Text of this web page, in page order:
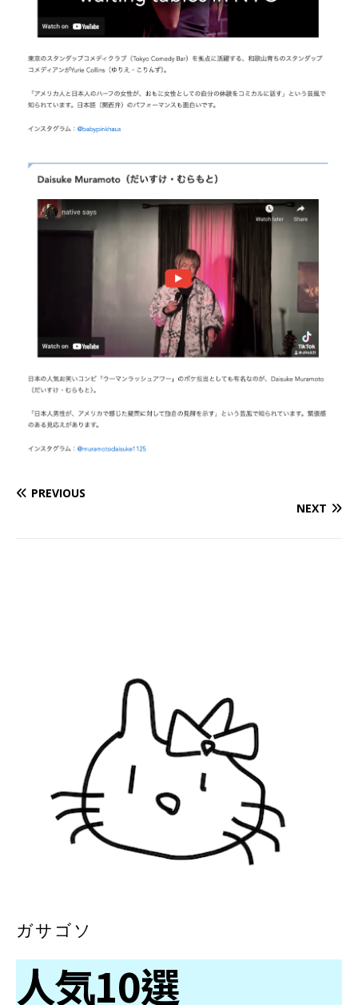
PREVIOUS
NEXT
ガサゴソ
人気10選